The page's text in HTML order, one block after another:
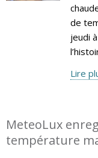
de
jeudi
Lire
MeteoLux
température